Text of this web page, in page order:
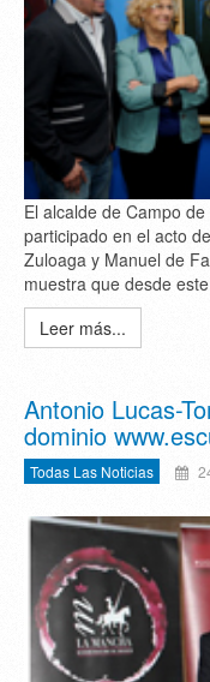
El alcalde de Campo
participado en el acto
Zuloaga y Manuel de
muestra que desde
Leer más...
Antonio Lucas-
dominio
Todas Las Noticias